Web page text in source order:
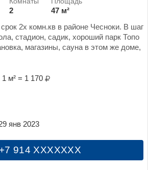
2
47 м²
2х комн.кв в районе Чесноки. В шаг
стадион, садик, хороший парк Топо
магазины, сауна в этом же доме,
1 м² = 1 170
+7 914 XXXXXXX
янв 2023